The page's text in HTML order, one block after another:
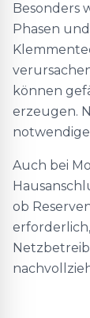
Besonders
Phasen
können
erzeugen.
Auch bei
ob